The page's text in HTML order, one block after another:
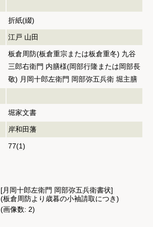
折紙(綴)
江戸 山田
板倉周防(板倉重宗または板倉重冬) 九谷
三郎右衛門 内膳様(岡部行隆または岡部長
敬) 月岡十郎左衛門 岡部弥五兵衛 堀主膳
堀家文書
岸和田藩
77(1)
[月岡十郎左衛門 岡部弥五兵衛書状]
(板倉周防より歳暮の小袖請取につき)
(画像数: 2)